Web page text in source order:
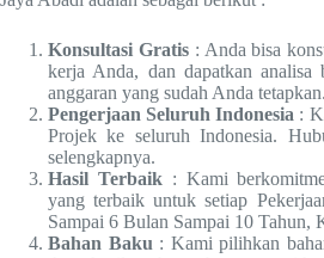
Konsultasi Gratis: Anda bisa
kerja Anda, dan dapatkan analisa
anggaran yang sudah Anda tetapkan.
Pengerjaan Seluruh Indonesia :
Projek ke seluruh Indonesia.
selengkapnya.
Hasil Terbaik: Kami
yang terbaik untuk setiap
Sampai 6 Bulan Sampai 10 Tahun,
Bahan Baku : Kami pilihkan